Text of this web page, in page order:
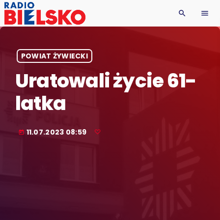
search menu
POWIAT ŻYWIECKI
Uratowali życie 61-
latka
today 11.07.2023 08:59